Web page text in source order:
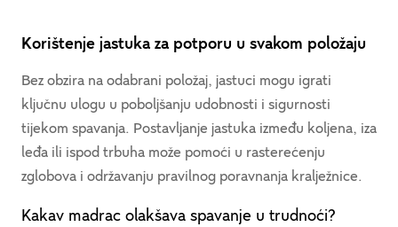
Korištenje jastuka za potporu u svakom položaju
Bez obzira na odabrani položaj, jastuci mogu igrati
ključnu ulogu u poboljšanju udobnosti i sigurnosti
tijekom spavanja. Postavljanje jastuka između koljena, iza
leđa ili ispod trbuha može pomoći u rasterećenju
zglobova i održavanju pravilnog poravnanja kralježnice.
Kakav madrac olakšava spavanje u trudnoći?